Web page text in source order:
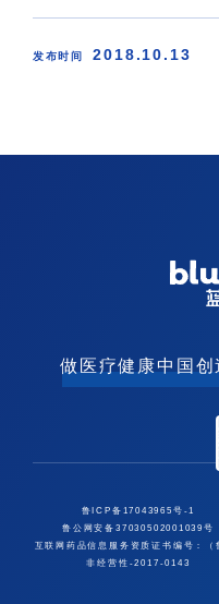
发布时间 2018.10.13
做医疗健康中国
鲁ICP备17043965号-1
鲁公网安备37030502001039号
互联网药品信息服务资质证书编号：（
非经营性-2017-0143